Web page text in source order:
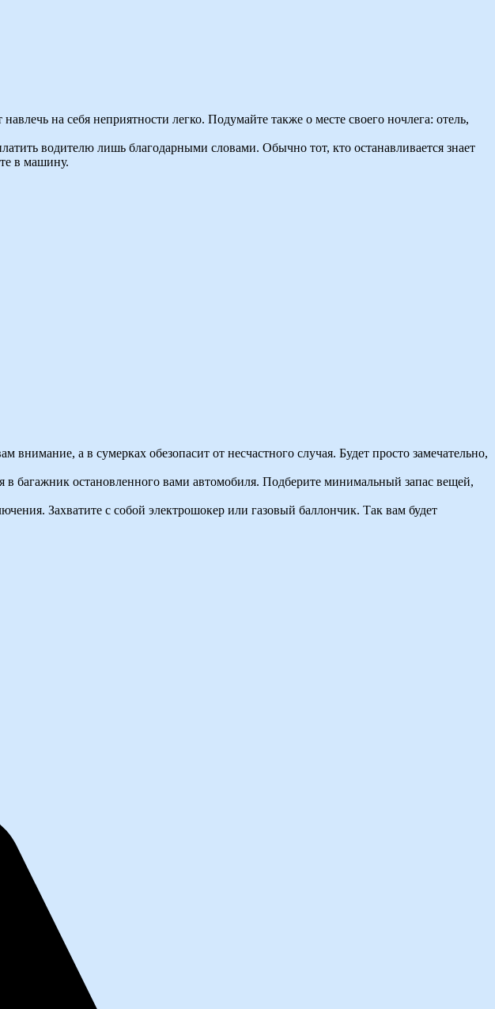
на себя неприятности легко. Подумайте также о месте своего ночлега: отель,
водителю лишь благодарными словами. Обычно тот, кто останавливается знает
в машину.
а в сумерках обезопасит от несчастного случая. Будет просто замечательно,
остановленного вами автомобиля. Подберите минимальный запас вещей,
Захватите с собой электрошокер или газовый баллончик. Так вам будет